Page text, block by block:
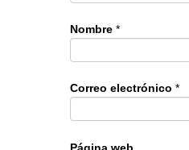
Nombre *
Correo electrónico *
Página web